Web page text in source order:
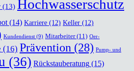
(13) Hochwasserschutz
(14) Karriere (12) Keller (12)
Kundendienst (9) Mitarbeiter(11) Oer-
(16) Prävention (28) Pump- und
(36) Rückstauberatung (15)